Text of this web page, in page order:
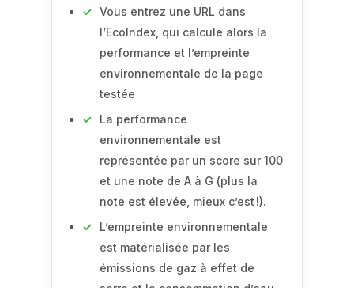
Vous entrez une URL dans
l’EcoIndex, qui calcule alors la
performance et l’empreinte
environnementale de la page
testée
La performance
environnementale est
représentée par un score sur 100
et une note de A à G (plus la
note est élevée, mieux c’est !).
L’empreinte environnementale
est matérialisée par les
émissions de gaz à effet de